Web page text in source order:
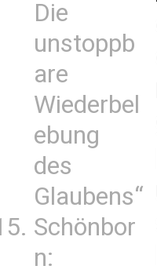
Die
unstoppb
are
Wiederbel
ebung
des
Glaubens“
Schönbor
n: